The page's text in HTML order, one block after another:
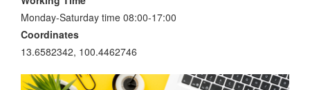
Monday-Saturday time 08:00-17:00
Coordinates
13.6582342, 100.4462746